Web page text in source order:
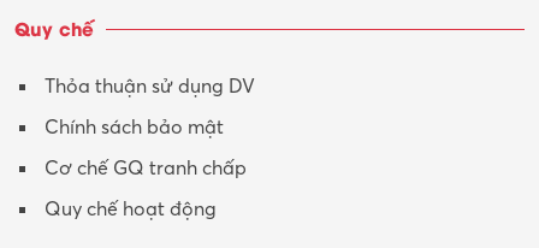
Y tế-Dược
Quy chế
Thỏa thuận sử dụng DV
Chính sách bảo mật
Cơ chế GQ tranh chấp
Quy chế hoạt động